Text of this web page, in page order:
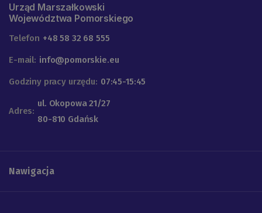
Urząd Marszałkowski
Województwa Pomorskiego
Telefon +48 58 32 68 555
E-mail: info@pomorskie.eu
Godziny pracy urzędu: 07:45-15:45
Adres:
ul. Okopowa 21/27
80-810 Gdańsk
Nawigacja